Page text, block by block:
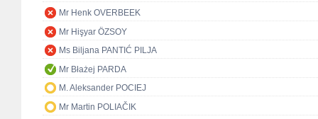
Mr Henk OVERBEEK
Mr Hişyar ÖZSOY
Ms Biljana PANTIĆ PILJA
Mr Błażej PARDA
M. Aleksander POCIEJ
Mr Martin POLIAČIK